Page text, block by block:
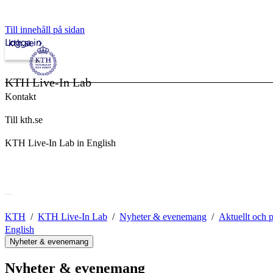
Till innehåll på sidan
kth.se
Logga in
KTH Live-In Lab
Kontakt
Till kth.se
KTH Live-In Lab in English
KTH KTH Live-In Lab Nyheter & evenemang
Aktuellt och
English
Nyheter & evenemang
Nyheter & evenemang